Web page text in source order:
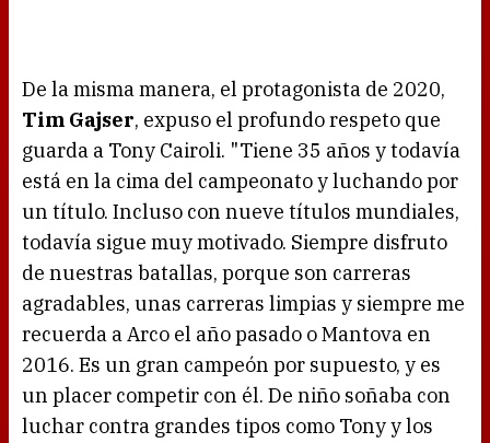
De la misma manera, el protagonista de 2020,
Tim Gajser, expuso el profundo respeto que
guarda a Tony Cairoli. "Tiene 35 años y todavía
está en la cima del campeonato y luchando por
un título. Incluso con nueve títulos mundiales,
todavía sigue muy motivado. Siempre disfruto
de nuestras batallas, porque son carreras
agradables, unas carreras limpias y siempre me
recuerda a Arco el año pasado o Mantova en
2016. Es un gran campeón por supuesto, y es
un placer competir con él. De niño soñaba con
luchar contra grandes tipos como Tony y los